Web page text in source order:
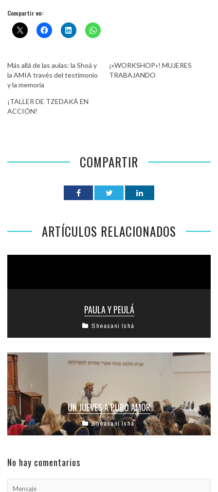
Compartir en:
Más allá de las aulas: la Shoá y
la AMIA través del testimonio
y la memoria
¡»WORKSHOP»! MUJERES
TRABAJANDO
¡TALLER DE TZEDAKÁ EN
ACCIÓN!
COMPARTIR
ARTÍCULOS RELACIONADOS
PAULA Y PEULÁ
Sheasani Ishá
UN JUEVES A PURO AMOR
Sheasani Ishá
No hay comentarios